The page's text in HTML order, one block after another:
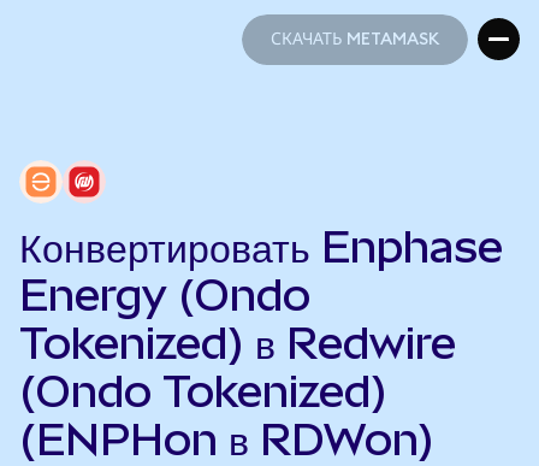
СКАЧАТЬ METAMASK
Конвертировать Enphase
Energy (Ondo
Tokenized) в Redwire
(Ondo Tokenized)
(ENPHon в RDWon)